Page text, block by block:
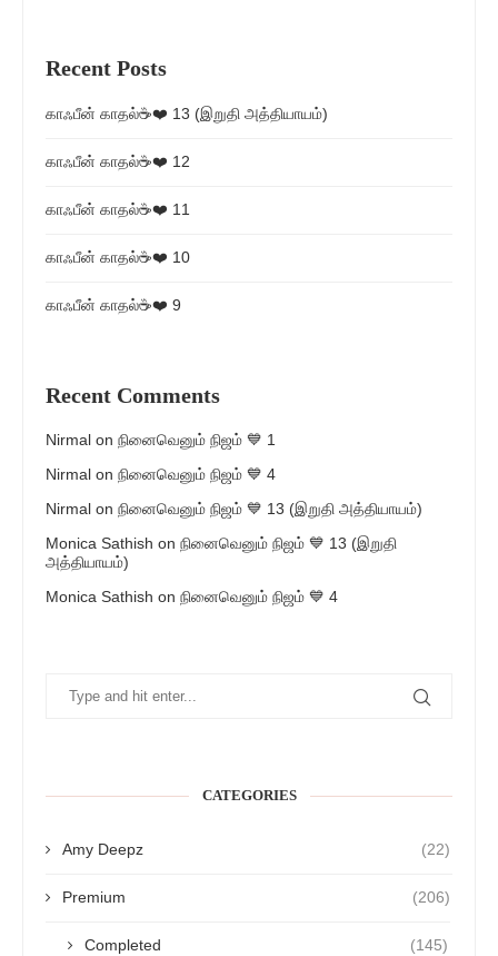
Recent Posts
காஃபீன் காதல்☕❤️ 13 (இறுதி அத்தியாயம்)
காஃபீன் காதல்☕❤️ 12
காஃபீன் காதல்☕❤️ 11
காஃபீன் காதல்☕❤️ 10
காஃபீன் காதல்☕❤️ 9
Recent Comments
Nirmal on நினைவெனும் நிஜம் 💙 1
Nirmal on நினைவெனும் நிஜம் 💙 4
Nirmal on நினைவெனும் நிஜம் 💙 13 (இறுதி அத்தியாயம்)
Monica Sathish on நினைவெனும் நிஜம் 💙 13 (இறுதி
அத்தியாயம்)
Monica Sathish on நினைவெனும் நிஜம் 💙 4
CATEGORIES
Amy Deepz (22)
Premium (206)
Completed (145)